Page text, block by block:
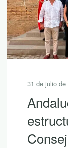
30 de julio de
10